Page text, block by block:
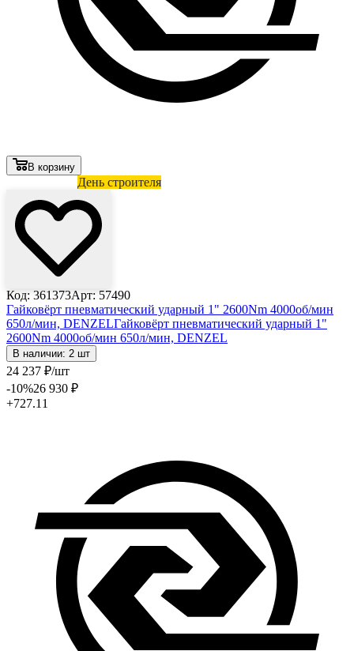
В корзину
День строителя
Код: 361373Арт: 57490
Гайковёрт пневматический ударный 1" 2600Nm 4000об/мин
650л/мин, DENZELГайковёрт пневматический ударный 1"
2600Nm 4000об/мин 650л/мин, DENZEL
В наличии: 2 шт
24 237 ₽/шт
-10%26 930 ₽
+727.11